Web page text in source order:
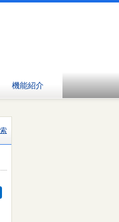
機能紹介